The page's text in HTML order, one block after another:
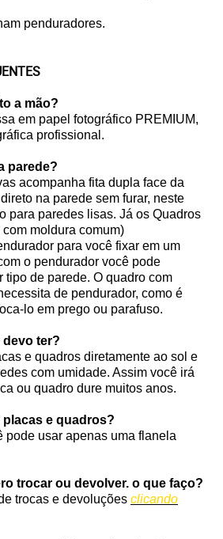
penduradores.
a mão?
em papel fotográfico PREMIUM,
profissional.
parede?
acompanha fita dupla face da
na parede sem furar, neste
para paredes lisas. Já os Quadros
moldura comum)
para você fixar em um
o pendurador você pode
tipo de parede. O quadro com
de pendurador, como é
lo em prego ou parafuso.
devo ter?
e quadros diretamente ao sol e
com umidade. Assim você irá
ou quadro dure muitos anos.
placas e quadros?
pode usar apenas uma flanela
trocar ou devolver. o que faço?
trocas e devoluções clicando